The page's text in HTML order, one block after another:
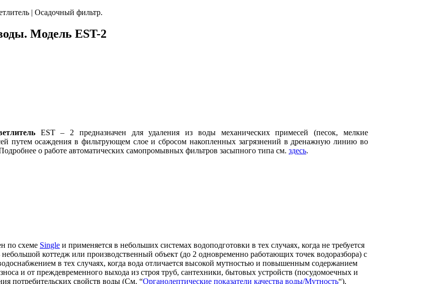
| Осадочный фильтр.
Модель EST-2
EST – 2 предназначен для удаления из воды механических примесей (песок, мелкие
путем осаждения в фильтрующем слое и сбросом накопленных загрязнений в дренажную линию во
о работе автоматических самопромывных фильтров засыпного типа см. здесь.
по схеме Single и применяется в небольших системах водоподготовки в тех случаях, когда не требуется
коттедж или производственный объект (до 2 одновременно работающих точек водоразбора) с
в тех случаях, когда вода отличается высокой мутностью и повышенным содержанием
и от преждевременного выхода из строя труб, сантехники, бытовых устройств (посудомоечных и
потребительских свойств воды (См. “Органолептические показатели качества воды/Мутность“).